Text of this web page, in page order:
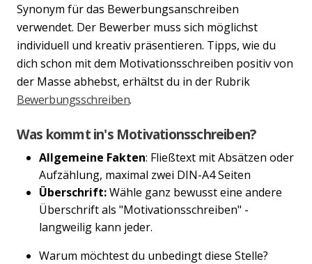
Synonym für das Bewerbungsanschreiben
verwendet. Der Bewerber muss sich möglichst
individuell und kreativ präsentieren. Tipps, wie du
dich schon mit dem Motivationsschreiben positiv von
der Masse abhebst, erhältst du in der Rubrik
Bewerbungsschreiben.
Was kommt in's Motivationsschreiben?
Allgemeine Fakten: Fließtext mit Absätzen oder
Aufzählung, maximal zwei DIN-A4 Seiten
Überschrift:Wähle ganz bewusst eine andere
Überschrift als "Motivationsschreiben" -
langweilig kann jeder.
Warum möchtest du unbedingt diese Stelle?